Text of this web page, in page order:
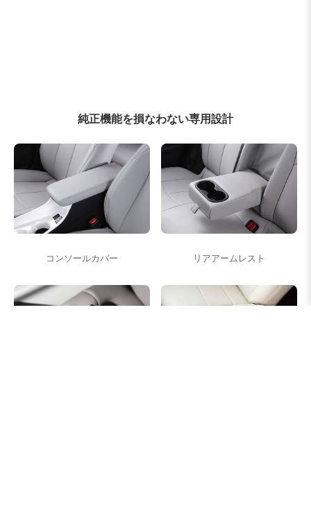
純正機能を損なわない専用設計
コンソールカバー リアアームレスト